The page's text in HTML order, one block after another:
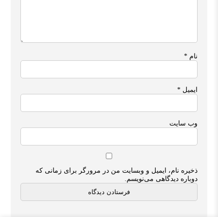
نام*
ایمیل*
وب‌ سایت
ذخیره نام، ایمیل و وبسایت من در مرورگر برای زمانی که
دوباره دیدگاهی می‌نویسم.